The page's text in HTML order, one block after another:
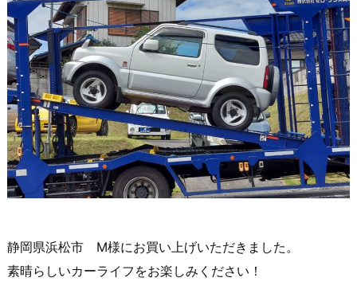
静岡県浜松市 M様にお買い上げいただきました。
素晴らしいカーライフをお楽しみください！